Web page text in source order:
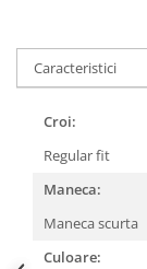
Caracteristici
Croi:
Regular fit
Maneca:
Maneca scurta
Culoare: